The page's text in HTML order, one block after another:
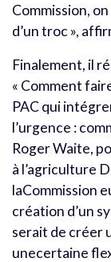
Commission,
d’un troc »,
Finalement, il
« Comment
PAC qui
l’urgence :
Roger Waite,
à l’agriculture
laCommission
création d’un
serait de créer
unecertaine